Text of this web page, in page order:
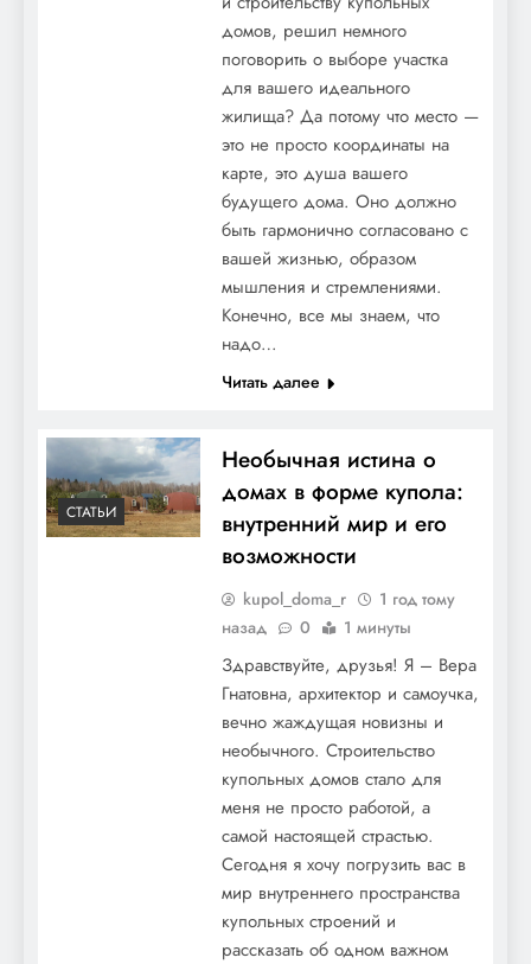
домов, решил немного
поговорить о выборе участка
для вашего идеального
жилища? Да потому что место —
это не просто координаты на
карте, это душа вашего
будущего дома. Оно должно
быть гармонично согласовано с
вашей жизнью, образом
мышления и стремлениями.
Конечно, все мы знаем, что
надо…
Читать далее
СТАТЬИ
Необычная истина о
домах в форме купола:
внутренний мир и его
возможности
kupol_doma_r
1 год тому
назад
0 1 минуты
Здравствуйте, друзья! Я – Вера
Гнатовна, архитектор и самоучка,
вечно жаждущая новизны и
необычного. Строительство
купольных домов стало для
меня не просто работой, а
самой настоящей страстью.
Сегодня я хочу погрузить вас в
мир внутреннего пространства
купольных строений и
рассказать об одном важном